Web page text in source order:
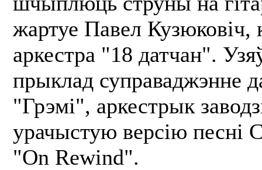
жартуе Павел Кузюковіч,
аркестра "18 датчан".
прыклад суправаджэнне
"Грэмі", аркестрык
урачыстую версію песні
"On Rewind".